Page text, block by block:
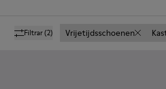
Filtrar(2) Vrijetijdsschoenen